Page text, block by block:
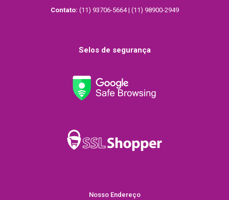
Contato: (11) 93706-5664 | (11) 98900-2949
Selos de segurança
Nosso Endereço